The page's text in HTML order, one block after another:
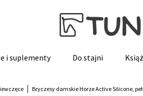
i suplementy Do stajni
Bryczesy damskie Horze Active Silicone,